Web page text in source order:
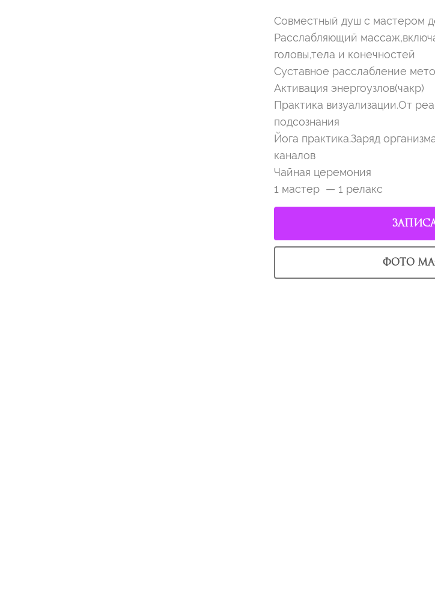
Совместный душ с мастером
Расслабляющий
головы,тела и конечностей
Суставное расслабление
Активация энергоузлов(чакр)
Практика визуализации.От
подсознания
Йога практика.Заряд
каналов
Чайная церемония
1 мастер — 1 релакс
ФОТО